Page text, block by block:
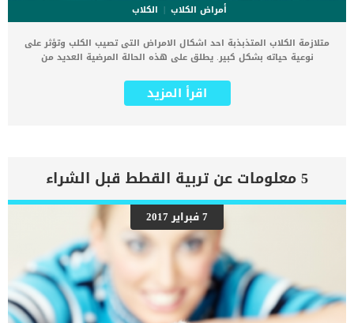
أمراض الكلاب
الكلاب
متلازمة الكلاب المتذبذبة احد اشكال الامراض التى تصيب الكلب وتؤثر على
نوعية حياته بشكل كبير. يطلق على هذه الحالة المرضية العديد من
وطبيعي. اقرأ ايضا: عدم اتزان المشى عند الكلاب بشكل دائم وعلاجه كما
يمكن وصف متلازمة الكلاب المتذبذبة بأنها عبارة عن ضغط على العمود
المتذبذبة هى مرض يعيق العمود الفقري في منطقة الرقبة كما يؤدي
ضغط الحبل الشوكي وآفات العمود الفقري إلى حدوث مشية متذبذبة. اقرأ
ايضا: الجراحة الاستكشافية لمفاصل الكلاب..بالتفاصيل أعراض متلازمة
الكلاب المتذبذبة اعتقد ان هذه الحالة لا تحتاج الى اعراض كثيرة حتى
تتمكن من ملاحظتها ولكن الى جانب المشية المتذبذبة ستظهر على كلبك
بعض الأعراض التالية: مشية غير مستقرة في الرجلين الخلفيتينالمشى
بزاوية أكبر بين الارجلخطوة قصيرة متقطعة على أرجل أمامية صلبةضغط
الرأس لأسفل لتخفيف الألمكما انه في الحالات الحادة ، قد يكون الكلب
مصابًا بشلل رباعيغالبًا ما يتسبب الاستدارة في سقوط الكلبالحركة
المستحيلة على الأسطح الزلقةالتآكل المفرط لأظافر اصابع القدمين
الخلفيتين […]
اقرأ المزيد
5 معلومات عن تربية القطط قبل الشراء
7 فبراير 2017